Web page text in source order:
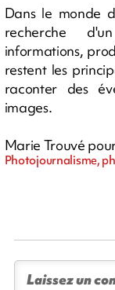
Dans le monde
recherche
informations,
restent les
raconter des
images.
Marie Trouvé
Photojournalisme,